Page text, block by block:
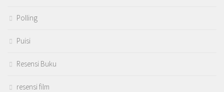
Polling
Puisi
Resensi Buku
resensi film